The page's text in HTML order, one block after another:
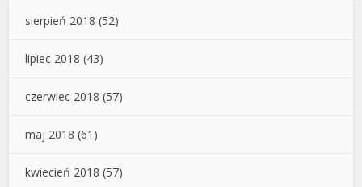
sierpień 2018 (52)
lipiec 2018 (43)
czerwiec 2018 (57)
maj 2018 (61)
kwiecień 2018 (57)